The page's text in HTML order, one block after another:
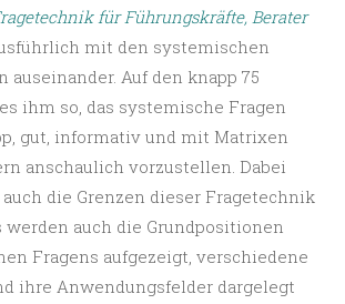
für Führungskräfte, Berater
mit den systemischen
auseinander. Auf den knapp 75
ihm so, das systemische Fragen
gut, informativ und mit Matrixen
anschaulich vorzustellen. Dabei
die Grenzen dieser Fragetechnik
werden auch die Grundpositionen
Fragens aufgezeigt, verschiedene
ihre Anwendungsfelder dargelegt